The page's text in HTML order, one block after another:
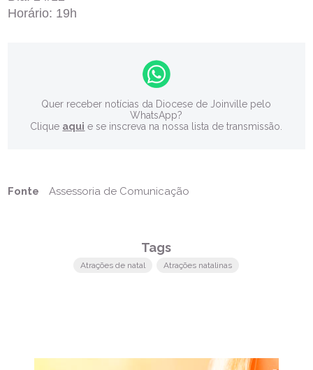
Horário: 19h
Quer receber notícias da Diocese de Joinville pelo
WhatsApp?
Clique aqui e se inscreva na nossa lista de transmissão.
Fonte Assessoria de Comunicação
Tags
Atrações de natal Atrações natalinas